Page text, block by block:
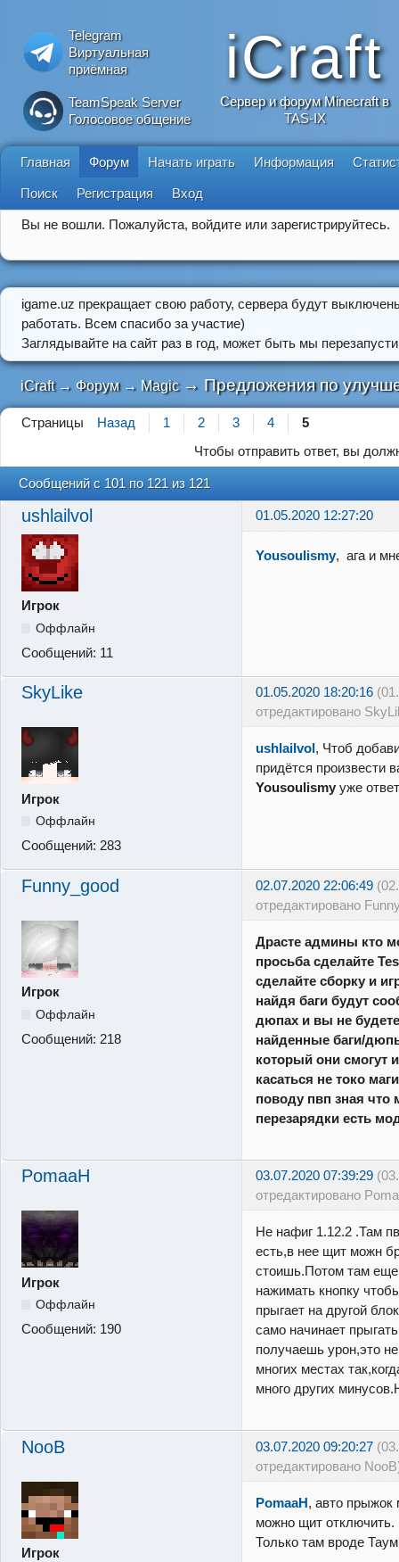
Telegram
Виртуальная
приёмная
TeamSpeak Server
Голосовое общение
iCraft
Сервер и форум Minecraft в
TAS-IX
Главная Форум Начать играть Информация
Поиск Регистрация Вход
Вы не вошли. Пожалуйста, войдите или зарегистрируйтесь.
igame.uz прекращает свою работу, сервера будут
работать. Всем спасибо за участие)
Заглядывайте на сайт раз в год, может быть мы
iCraft → Форум → Magic → Предложения по
Страницы Назад 1 2 3 4
5
Чтобы отправить ответ, вы
Сообщений с 101 по 121 из 121
ushlailvol 01.05.2020 12:27:20
Игрок
Оффлайн
Сообщений: 11
Yousoulismy, ага и
SkyLike 01.05.2020 18:20:16
отредактировано
Игрок
Оффлайн
Сообщений: 283
ushlailvol, Чтоб
придётся произвести
Yousoulismy уже
Funny_good 02.07.2020 22:06:49
отредактировано
Игрок
Оффлайн
Сообщений: 218
Драсте админы кто
просьба сделайте
сделайте сборку и
найдя баги будут
дюпах и вы не
найденные баги/
который они смогут
касаться не токо
поводу пвп зная что
перезарядки есть
PomaaH 03.07.2020 07:39:29
отредактировано
Игрок
Оффлайн
Сообщений: 190
Не нафиг 1.12.2 .Там
есть,в нее щит можн
стоишь.Потом там
нажимать кнопку
прыгает на другой
само начинает
получаешь урон,это
многих местах
много других
NooB 03.07.2020 09:20:27
отредактировано
Игрок
PomaaH, авто прыжок
можно щит
Только там вроде